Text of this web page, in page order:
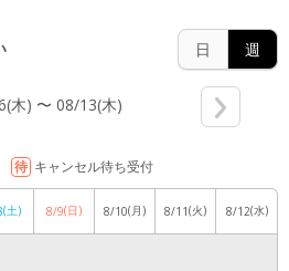
日 週
木) 〜 08/13(木)
待 キャンセル待ち受付
(土) 8/9(日) 8/10(月) 8/11(火) 8/12(水)